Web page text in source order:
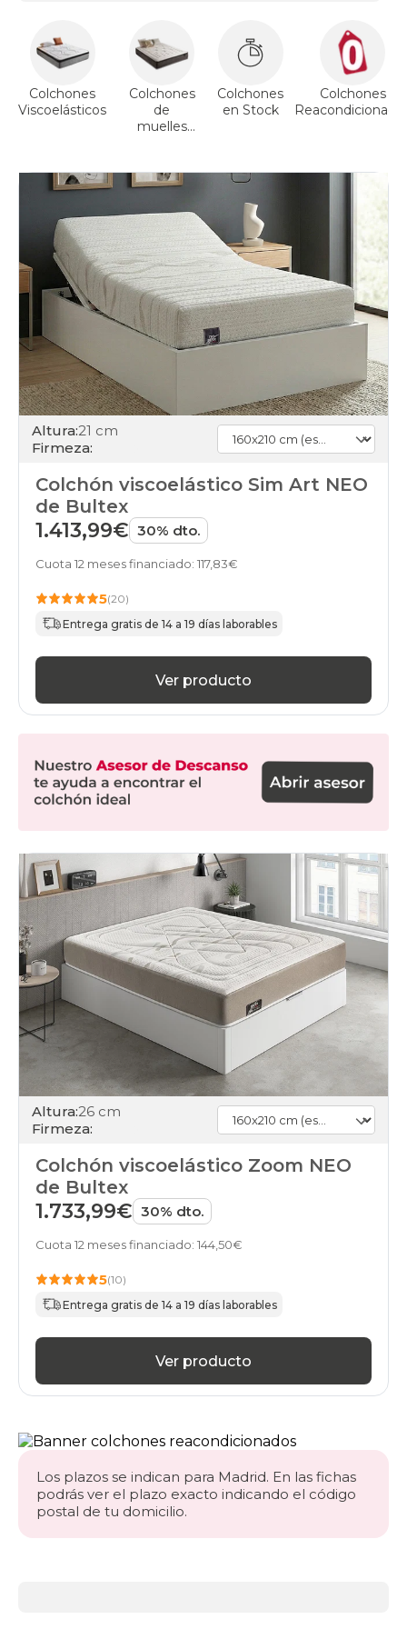
especial
firmeza-
firme
colchones
colchones
especial
articulable
colchones
160x210cm-
especial
bultex
colchones
160x210cm-
especial
colchones
160x210cm-
especial
financiados
160x210cm-
gama-
alta
colchones
160x210cm-
colchones
especial
online
Colchones
Viscoelásticos
Colchones
de
muelles
Colchones
en Stock
Colchones
Altura:21 cm
Firmeza:
Colchón viscoelástico Sim Art NEO
de Bultex
1.413,99€ 30% dto.
Cuota 12 meses financiado: 117,83€
5(20)
Entrega gratis de 14 a 19 días laborables
Ver producto
Altura:26 cm
Firmeza:
Colchón viscoelástico Zoom NEO
de Bultex
1.733,99€ 30% dto.
Cuota 12 meses financiado: 144,50€
5(10)
Entrega gratis de 14 a 19 días laborables
Ver producto
Los plazos se indican para Madrid. En las fichas
podrás ver el plazo exacto indicando el código
postal de tu domicilio.